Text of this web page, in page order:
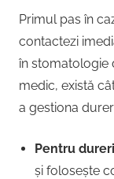
Primul pas în
contactezi
în stomatologie
medic, există
a gestiona
Pentru
și folosește